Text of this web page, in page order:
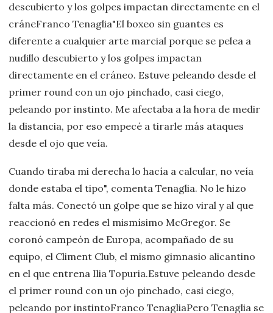
descubierto y los golpes impactan directamente en el
cráneFranco Tenaglia"El boxeo sin guantes es
diferente a cualquier arte marcial porque se pelea a
nudillo descubierto y los golpes impactan
directamente en el cráneo. Estuve peleando desde el
primer round con un ojo pinchado, casi ciego,
peleando por instinto. Me afectaba a la hora de medir
la distancia, por eso empecé a tirarle más ataques
desde el ojo que veía.
Cuando tiraba mi derecha lo hacía a calcular, no veía
donde estaba el tipo", comenta Tenaglia. No le hizo
falta más. Conectó un golpe que se hizo viral y al que
reaccionó en redes el mismísimo McGregor. Se
coronó campeón de Europa, acompañado de su
equipo, el Climent Club, el mismo gimnasio alicantino
en el que entrena Ilia Topuria.Estuve peleando desde
el primer round con un ojo pinchado, casi ciego,
peleando por instintoFranco TenagliaPero Tenaglia se